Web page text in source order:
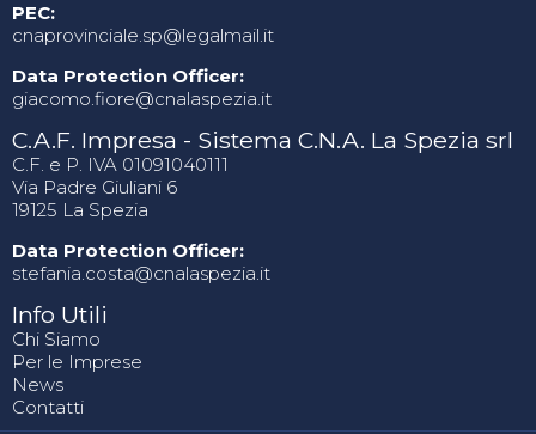
PEC:
cnaprovinciale.sp@legalmail.it
Data Protection Officer:
giacomo.fiore@cnalaspezia.it
C.A.F. Impresa - Sistema C.N.A. La Spezia srl
C.F. e P. IVA 01091040111
Via Padre Giuliani 6
19125 La Spezia
Data Protection Officer:
stefania.costa@cnalaspezia.it
Info Utili
Chi Siamo
Per le Imprese
News
Contatti